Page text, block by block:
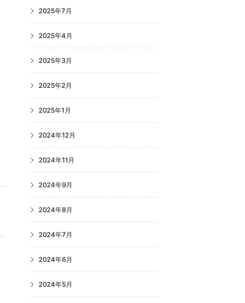
2025年7月
2025年4月
2025年3月
2025年2月
2025年1月
2024年12月
2024年11月
2024年9月
2024年8月
2024年7月
2024年6月
2024年5月